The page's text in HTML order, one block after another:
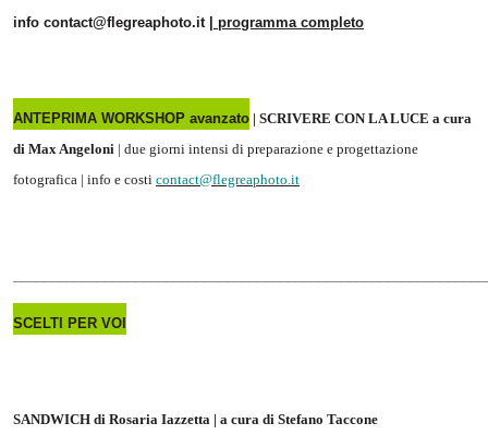
info contact@flegreaphoto.it | programma completo
ANTEPRIMA WORKSHOP avanzato | SCRIVERE CON LA LUCE a cura
di Max Angeloni | due giorni intensi di preparazione e progettazione
fotografica | info e costi contact@flegreaphoto.it
SCELTI PER VOI
SANDWICH di Rosaria Iazzetta | a cura di Stefano Taccone